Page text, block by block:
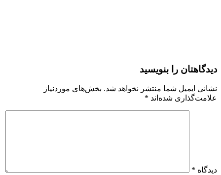
دیدگاهتان را بنویسید
نشانی ایمیل شما منتشر نخواهد شد. بخش‌های موردنیاز
علامت‌گذاری شده‌اند *
دیدگاه *